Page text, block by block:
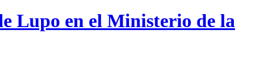
Lupo en el Ministerio de la